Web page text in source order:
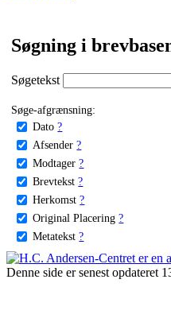
Søgning i
Søgetekst
Søge-afgrænsning:
Dato ?
Afsender ?
Modtager ?
Brevtekst ?
Herkomst ?
Original Placering ?
Metatekst ?
Denne side er senest opdateret